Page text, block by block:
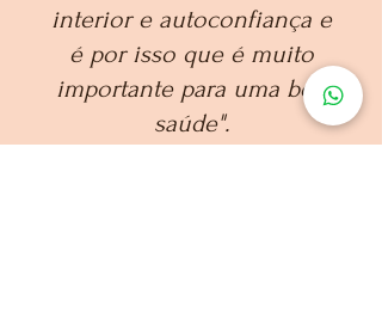
interior e autoconfiança e
é por isso que é muito
importante para uma boa
saúde".